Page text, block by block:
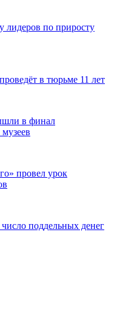
лидеров по приросту
в тюрьме 11 лет
в финал
провел урок
поддельных денег